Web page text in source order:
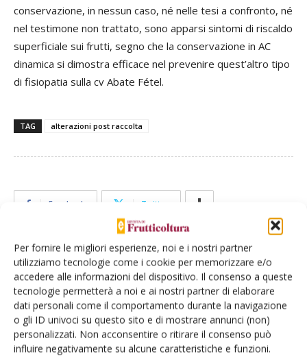
Per fornire le migliori esperienze, noi e i nostri partner
utilizziamo tecnologie come i cookie per memorizzare e/o
accedere alle informazioni del dispositivo. Il consenso a queste
tecnologie permetterà a noi e ai nostri partner di elaborare
dati personali come il comportamento durante la navigazione
o gli ID univoci su questo sito e di mostrare annunci (non)
personalizzati. Non acconsentire o ritirare il consenso può
influire negativamente su alcune caratteristiche e funzioni.
conservazione, in nessun caso, né nelle tesi a confronto, né
nel testimone non trattato, sono apparsi sintomi di riscaldo
superficiale sui frutti, segno che la conservazione in AC
dinamica si dimostra efficace nel prevenire quest’altro tipo
di fisiopatia sulla cv Abate Fétel.
TAG alterazioni post raccolta
Facebook Twitter
Articoli correlati
Le patologie post-raccolta si
controllano già in campo